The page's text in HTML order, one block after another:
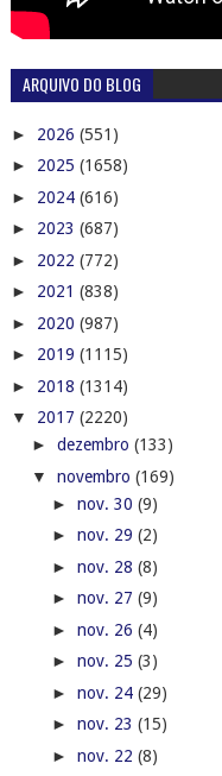
ARQUIVO DO BLOG
► 2026 (551)
► 2025 (1658)
► 2024 (616)
► 2023 (687)
► 2022 (772)
► 2021 (838)
► 2020 (987)
► 2019 (1115)
► 2018 (1314)
▼ 2017 (2220)
► dezembro (133)
▼ novembro (169)
► nov. 30 (9)
► nov. 29 (2)
► nov. 28 (8)
► nov. 27 (9)
► nov. 26 (4)
► nov. 25 (3)
► nov. 24 (29)
► nov. 23 (15)
► nov. 22 (8)